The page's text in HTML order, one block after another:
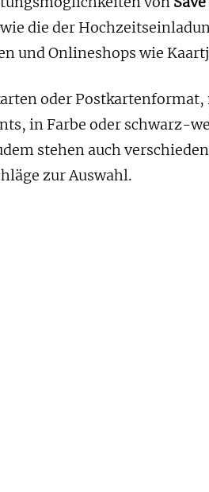
die der
und Onlineshops wie
oder
in Farbe oder schwarz-
stehen auch
zur Auswahl.